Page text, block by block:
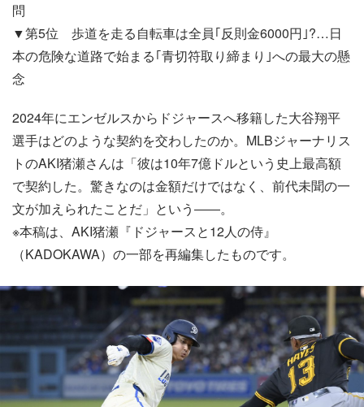
問
▼第5位 歩道を走る自転車は全員｢反則金6000円｣?…日
本の危険な道路で始まる｢青切符取り締まり｣への最大の懸
念
2024年にエンゼルスからドジャースへ移籍した大谷翔平
選手はどのような契約を交わしたのか。MLBジャーナリス
トのAKI猪瀬さんは「彼は10年7億ドルという史上最高額
で契約した。驚きなのは金額だけではなく、前代未聞の一
文が加えられたことだ」という――。
※本稿は、AKI猪瀬『ドジャースと12人の侍』
（KADOKAWA）の一部を再編集したものです。